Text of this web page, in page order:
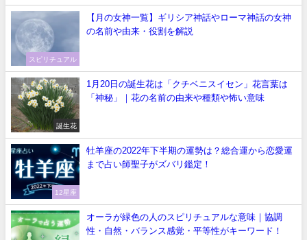
スピリチュアル
【月の女神一覧】ギリシア神話やローマ神話の女神
の名前や由来・役割を解説
誕生花
1月20日の誕生花は「クチベニスイセン」花言葉は
「神秘」｜花の名前の由来や種類や怖い意味
12星座
牡羊座の2022年下半期の運勢は？総合運から恋愛運
まで占い師聖子がズバリ鑑定！
オーラが緑色の人のスピリチュアルな意味｜協調
性・自然・バランス感覚・平等性がキーワード！